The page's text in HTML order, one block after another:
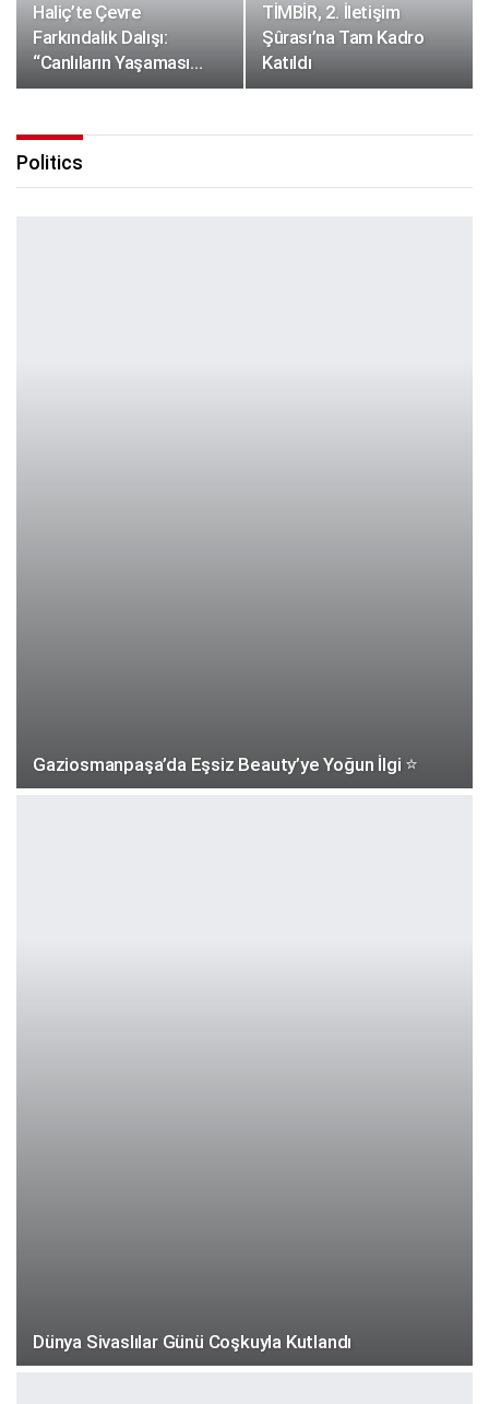
Haliç’te Çevre
Farkındalık Dalışı:
“Canlıların Yaşaması…
TİMBİR, 2. İletişim
Şûrası’na Tam Kadro
Katıldı
Politics
Gaziosmanpaşa’da Eşsiz Beauty’ye Yoğun İlgi ⭐
Dünya Sivaslılar Günü Coşkuyla Kutlandı